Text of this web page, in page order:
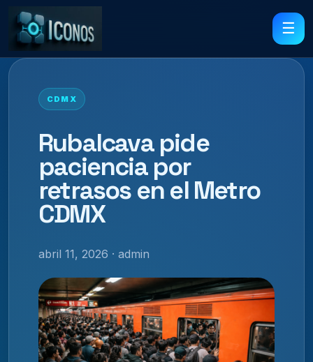
☰
CDMX
Rubalcava pide
paciencia por
retrasos en el Metro
CDMX
abril 11, 2026 · admin